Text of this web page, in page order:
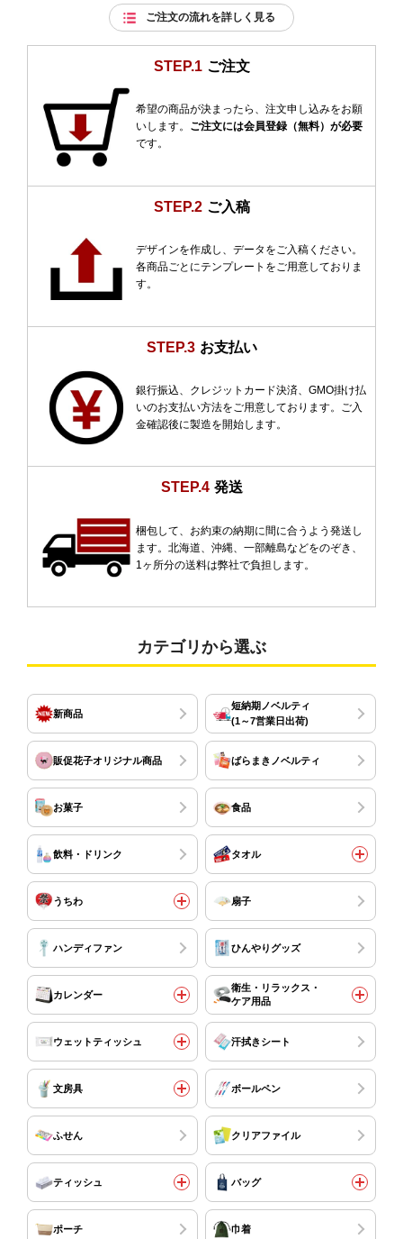
ご注文の流れを詳しく見る
STEP.1 ご注文
希望の商品が決まったら、注文申し込みをお願
いします。 ご注文には会員登録（無料）が必要
です。
STEP.2 ご入稿
デザインを作成し、データをご入稿ください。
各商品ごとにテンプレートをご用意しておりま
す。
STEP.3 お支払い
銀行振込、クレジットカード決済、GMO掛け払
いのお支払い方法をご用意しております。ご入
金確認後に製造を開始します。
STEP.4 発送
梱包して、お約束の納期に間に合うよう発送し
ます。北海道、沖縄、一部離島などをのぞき、
1ヶ所分の送料は弊社で負担します。
カテゴリから選ぶ
新商品
短納期ノベルティ
(1～7営業日出荷)
販促花子オリジナル商品 ばらまきノベルティ
お菓子 食品
飲料・ドリンク タオル
うちわ 扇子
ハンディファン ひんやりグッズ
カレンダー
衛生・リラックス・
ケア用品
ウェットティッシュ 汗拭きシート
文房具 ボールペン
ふせん クリアファイル
ティッシュ バッグ
ポーチ 巾着